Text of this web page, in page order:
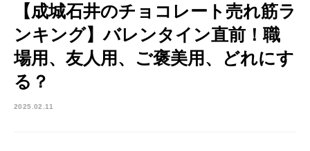
【成城石井のチョコレート売れ筋ラ
ンキング】バレンタイン直前！職
場用、友人用、ご褒美用、どれにす
る？
2025.02.11